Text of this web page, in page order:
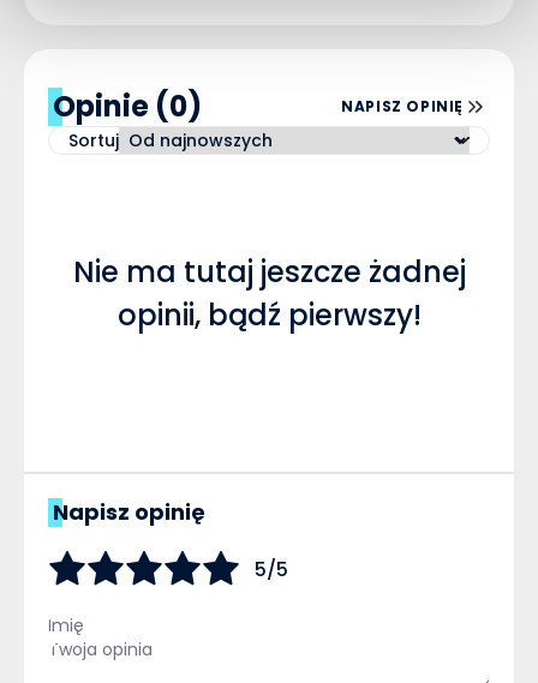
Opinie (0) NAPISZ OPINIĘ
Sortuj
Nie ma tutaj jeszcze żadnej
opinii, bądź pierwszy!
Napisz opinię
5/5